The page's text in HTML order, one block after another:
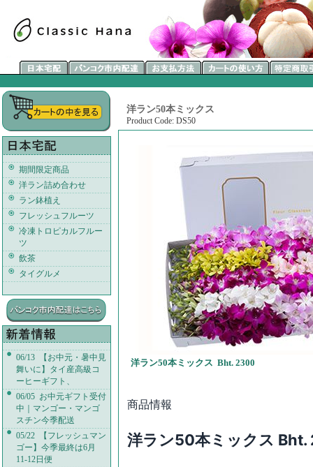
期間限定商品
洋ラン詰め合わせ
ラン鉢植え
フレッシュフルーツ
冷凍トロピカルフルー
ツ
飲茶
タイグルメ
06/13 【お中元・暑中見
舞いに】タイ産高級コ
ーヒーギフト、
06/05 お中元ギフト受付
中｜マンゴー・マンゴ
スチン今季配送
05/22 【フレッシュマン
ゴー】今季最終は6月
11-12日便
洋ラン50本ミックス
Product Code: DS50
洋ラン50本ミックス Bht. 2300
商品情報
洋ラン50本ミックス Bht.